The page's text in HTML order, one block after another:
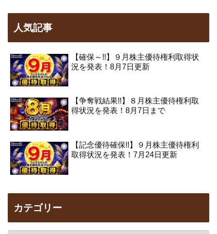
人気記事
【確保～!!】９月株主優待権利取得状
況を発表！8月7日更新
【争奪戦結果!!】８月株主優待権利取
得状況を発表！8月7日まで
【記念優待確保!!】９月株主優待権利
取得状況を発表！7月24日更新
カテゴリー